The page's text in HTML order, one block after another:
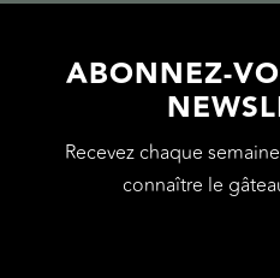
ABONNEZ-
Recevez chaque
connaître le